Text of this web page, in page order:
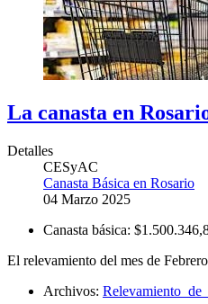
La canasta en
Detalles
CESyAC
Canasta Básica en Rosario
04 Marzo 2025
Canasta básica:
El relevamiento del mes de
Archivos: